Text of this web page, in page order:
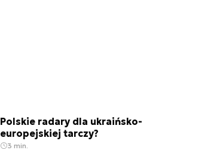
Polskie radary dla ukraińsko-
europejskiej tarczy?
3 min.